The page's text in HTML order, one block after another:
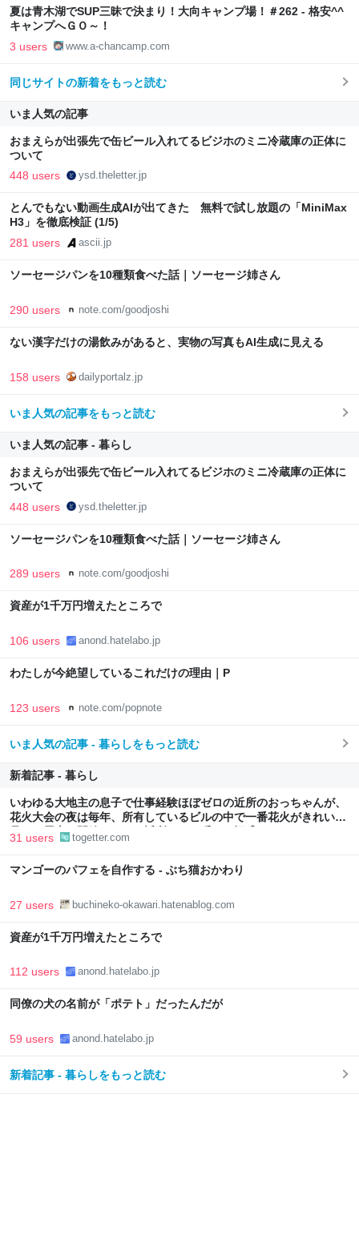
夏は青木湖でSUP三昧で決まり！大向キャンプ場！＃262 - 格安^^
キャンプへＧＯ～！
3 users www.a-chancamp.com
同じサイトの新着をもっと読む
いま人気の記事
おまえらが出張先で缶ビール入れてるビジホのミニ冷蔵庫の正体に
ついて
448 users ysd.theletter.jp
とんでもない動画生成AIが出てきた 無料で試し放題の「MiniMax
H3」を徹底検証 (1/5)
281 users ascii.jp
ソーセージパンを10種類食べた話｜ソーセージ姉さん
290 users note.com/goodjoshi
ない漢字だけの湯飲みがあると、実物の写真もAI生成に見える
158 users dailyportalz.jp
いま人気の記事をもっと読む
いま人気の記事 - 暮らし
おまえらが出張先で缶ビール入れてるビジホのミニ冷蔵庫の正体に
ついて
448 users ysd.theletter.jp
ソーセージパンを10種類食べた話｜ソーセージ姉さん
289 users note.com/goodjoshi
資産が1千万円増えたところで
106 users anond.hatelabo.jp
わたしが今絶望しているこれだけの理由｜P
123 users note.com/popnote
いま人気の記事 - 暮らしをもっと読む
新着記事 - 暮らし
いわゆる大地主の息子で仕事経験ほぼゼロの近所のおっちゃんが、
花火大会の夜は毎年、所有しているビルの中で一番花火がきれいに
見える屋上を開放して、ご近所さんを呼んで酒盛りする
31 users togetter.com
マンゴーのパフェを自作する - ぶち猫おかわり
27 users buchineko-okawari.hatenablog.com
資産が1千万円増えたところで
112 users anond.hatelabo.jp
同僚の犬の名前が「ポテト」だったんだが
59 users anond.hatelabo.jp
新着記事 - 暮らしをもっと読む